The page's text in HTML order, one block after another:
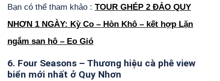
Bạn có thể tham khảo : TOUR GHÉP 2 ĐẢO QUY
NHƠN 1 NGÀY: Kỳ Co – Hòn Khô – kết hợp Lặn
ngắm san hô – Eo Gió
6. Four Seasons – Thương hiệu cà phê view
biển mới nhất ở Quy Nhơn